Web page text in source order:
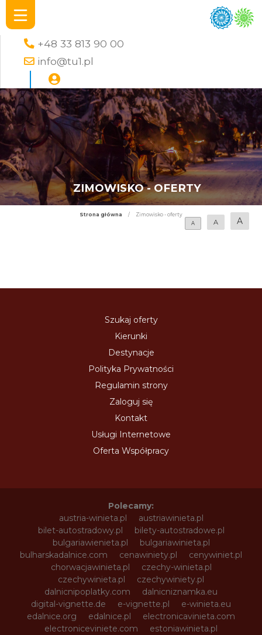
+48 33 813 90 00
info@tu1.pl
ZIMOWISKO - OFERTY
Strona główna /
Zimowisko - oferty
A
A A
Szukaj oferty
Kierunki
Destynacje
Polityka Prywatności
Regulamin strony
Zaloguj się
Kontakt
Usługi Internetowe
Oferta Współpracy
Polecamy:
austria-winieta.pl
austriawinieta.pl
bilet-autostradowy.pl
bilety-autostradowe.pl
bulgariawienieta.pl
bulgariawinieta.pl
bulharskadalnice.com
cenawiniety.pl
cenywiniet.pl
chorwacjawinieta.pl
czechy-winieta.pl
czechywinieta.pl
czechywiniety.pl
dalnicnipoplatky.com
dalnicniznamka.eu
digital-vignette.de
e-vignette.pl
e-winieta.eu
edalnice.org
edalnice.pl
electronicavinieta.com
electroniceviniete.com
estoniawinieta.pl